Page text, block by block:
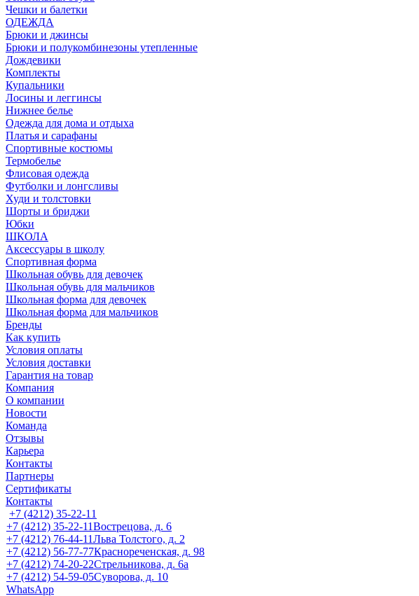
Чешки и балетки
ОДЕЖДА
Брюки и джинсы
Брюки и полукомбинезоны утепленные
Дождевики
Комплекты
Купальники
Лосины и леггинсы
Нижнее белье
Одежда для дома и отдыха
Платья и сарафаны
Спортивные костюмы
Термобелье
Флисовая одежда
Футболки и лонгсливы
Худи и толстовки
Шорты и бриджи
Юбки
ШКОЛА
Аксессуары в школу
Спортивная форма
Школьная обувь для девочек
Школьная обувь для мальчиков
Школьная форма для девочек
Школьная форма для мальчиков
Бренды
Как купить
Условия оплаты
Условия доставки
Гарантия на товар
Компания
О компании
Новости
Команда
Отзывы
Карьера
Контакты
Партнеры
Сертификаты
Контакты
+7 (4212) 35-22-11
+7 (4212) 35-22-11Вострецова, д. 6
+7 (4212) 76-44-11Льва Толстого, д. 2
+7 (4212) 56-77-77Краснореченская, д. 98
+7 (4212) 74-20-22Стрельникова, д. 6а
+7 (4212) 54-59-05Суворова, д. 10
WhatsApp